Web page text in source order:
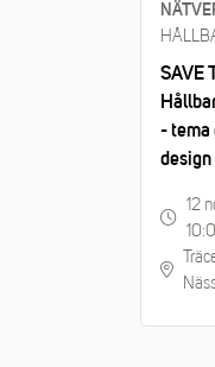
SAVE
- tema
design
12